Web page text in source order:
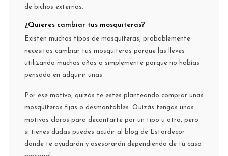
de bichos externos.
¿Quieres cambiar tus mosquiteras?
Existen muchos tipos de mosquiteras, probablemente
necesitas cambiar tus mosquiteras porque las lleves
utilizando muchos años o simplemente porque no habías
pensado en adquirir unas.
Por ese motivo, quizás te estés planteando comprar unas
mosquiteras fijas o desmontables. Quizás tengas unos
motivos claros para decantarte por un tipo u otro, pero
si tienes dudas puedes acudir al blog de Estordecor
donde te ayudarán y asesorarán dependiendo de tu caso